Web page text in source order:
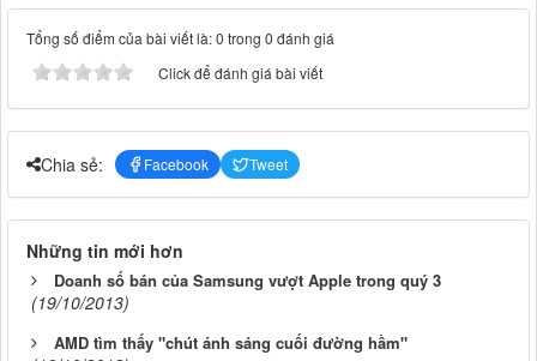
Tổng số điểm của bài viết là: 0 trong 0 đánh giá
Click để đánh giá bài viết
Chia sẻ: Facebook Tweet
Những tin mới hơn
Doanh số bán của Samsung vượt Apple trong quý 3
(19/10/2013)
AMD tìm thấy "chút ánh sáng cuối đường hầm"